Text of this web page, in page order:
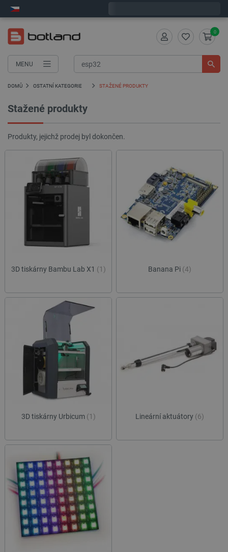
MENU
0
DOMŮ OSTATNÍ KATEGORIE STAŽENÉ PRODUKTY
Stažené produkty
Produkty, jejichž prodej byl dokončen.
3D tiskárny Bambu Lab X1 (1) Banana Pi (4)
3D tiskárny Urbicum (1) Lineární aktuátory (6)